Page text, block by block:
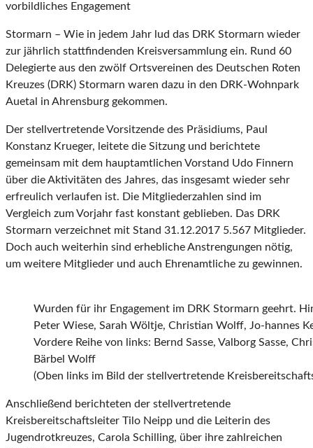
vorbildliches Engagement
Stormarn – Wie in jedem Jahr lud das DRK Stormarn wieder
zur jährlich stattfindenden Kreisversammlung ein. Rund 60
Delegierte aus den zwölf Ortsvereinen des Deutschen Roten
Kreuzes (DRK) Stormarn waren dazu in den DRK-Wohnpark
Auetal in Ahrensburg gekommen.
Der stellvertretende Vorsitzende des Präsidiums, Paul
Konstanz Krueger, leitete die Sitzung und berichtete
gemeinsam mit dem hauptamtlichen Vorstand Udo Finnern
über die Aktivitäten des Jahres, das insgesamt wieder sehr
erfreulich verlaufen ist. Die Mitgliederzahlen sind im
Vergleich zum Vorjahr fast konstant geblieben. Das DRK
Stormarn verzeichnet mit Stand 31.12.2017 5.567 Mitglieder.
Doch auch weiterhin sind erhebliche Anstrengungen nötig,
um weitere Mitglieder und auch Ehrenamtliche zu gewinnen.
Wurden für ihr Engagement im DRK Stormarn geehrt.
Peter Wiese, Sarah Wöltje, Christian Wolff, Jo-hannes
Vordere Reihe von links: Bernd Sasse, Valborg Sasse,
Bärbel Wolff
(Oben links im Bild der stellvertretende
Anschließend berichteten der stellvertretende
Kreisbereitschaftsleiter Tilo Neipp und die Leiterin des
Jugendrotkreuzes, Carola Schilling, über ihre zahlreichen